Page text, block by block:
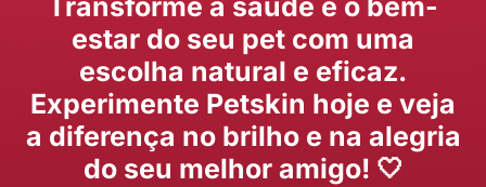
Transforme a saúde e o bem-
estar do seu pet com uma
escolha natural e eficaz.
Experimente Petskin hoje e veja
a diferença no brilho e na alegria
do seu melhor amigo! 🤍